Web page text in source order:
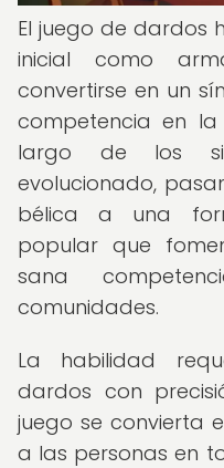
El juego de dardos
inicial como
convertirse en un
competencia en
largo de los
evolucionado,
bélica a una
popular que
sana
comunidades.
La habilidad
dardos con
juego se convierta
a las personas en